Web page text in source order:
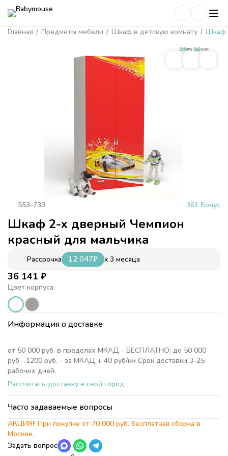
Главная / Предметы мебели / Шкаф в детскую комнату / Шкаф
553-733 361 Бонус
Шкаф 2-х дверный Чемпион
красный для мальчика
Рассрочка 12 047₽ x 3 месяца
Цвет корпуса:
36 141 ₽
Информация о доставке
от 50 000 руб. в пределах МКАД - БЕСПЛАТНО; до 50 000
руб. -1200 руб. - за МКАД + 40 руб/км Срок доставки 3-25
рабочих дней.
Рассчитать доставку в свой город
Часто задаваемые вопросы
АКЦИЯ!! При покупке от 70 000 руб. бесплатная сборка в
Москве.
Задать вопрос